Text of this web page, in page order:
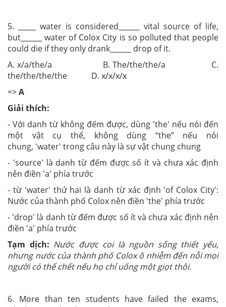
5. _____ water is considered______ vital source of life,
but______ water of Colox City is so polluted that people
could die if they only drank______ drop of it.
A. x/a/the/a B. The/the/the/a C.
the/the/the/the D. x/x/x/x
=>A
Giải thích:
- Với danh từ không đếm được, dùng 'the' nếu nói đến
một vật cụ thể, không dùng “the” nếu nói
chung, 'water' trong câu này là sự vật chung chung
- 'source' là danh từ đếm được số ít và chưa xác định
nên điền 'a' phía trước
- từ 'water' thứ hai là danh từ xác định 'of Colox City':
Nước của thành phố Colox nên điền 'the' phía trước
- 'drop' là danh từ đếm được số ít và chưa xác định nên
điền 'a' phía trước
Tạm dịch: Nước được coi là nguồn sống thiết yếu,
nhưng nước của thành phố Colox ô nhiễm đến nỗi mọi
người có thể chết nếu họ chỉ uống một giọt thôi.
6. More than ten students have failed the exams,